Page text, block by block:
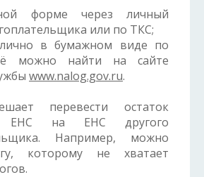
форме через личный
или по ТКС;
в бумажном виде по
можно найти на сайте
www.nalog.gov.ru.
перевести остаток
ЕНС на ЕНС другого
Например, можно
которому не хватает